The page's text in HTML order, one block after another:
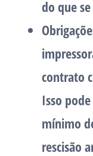
do que
contrato
Isso
mínimo
rescisão